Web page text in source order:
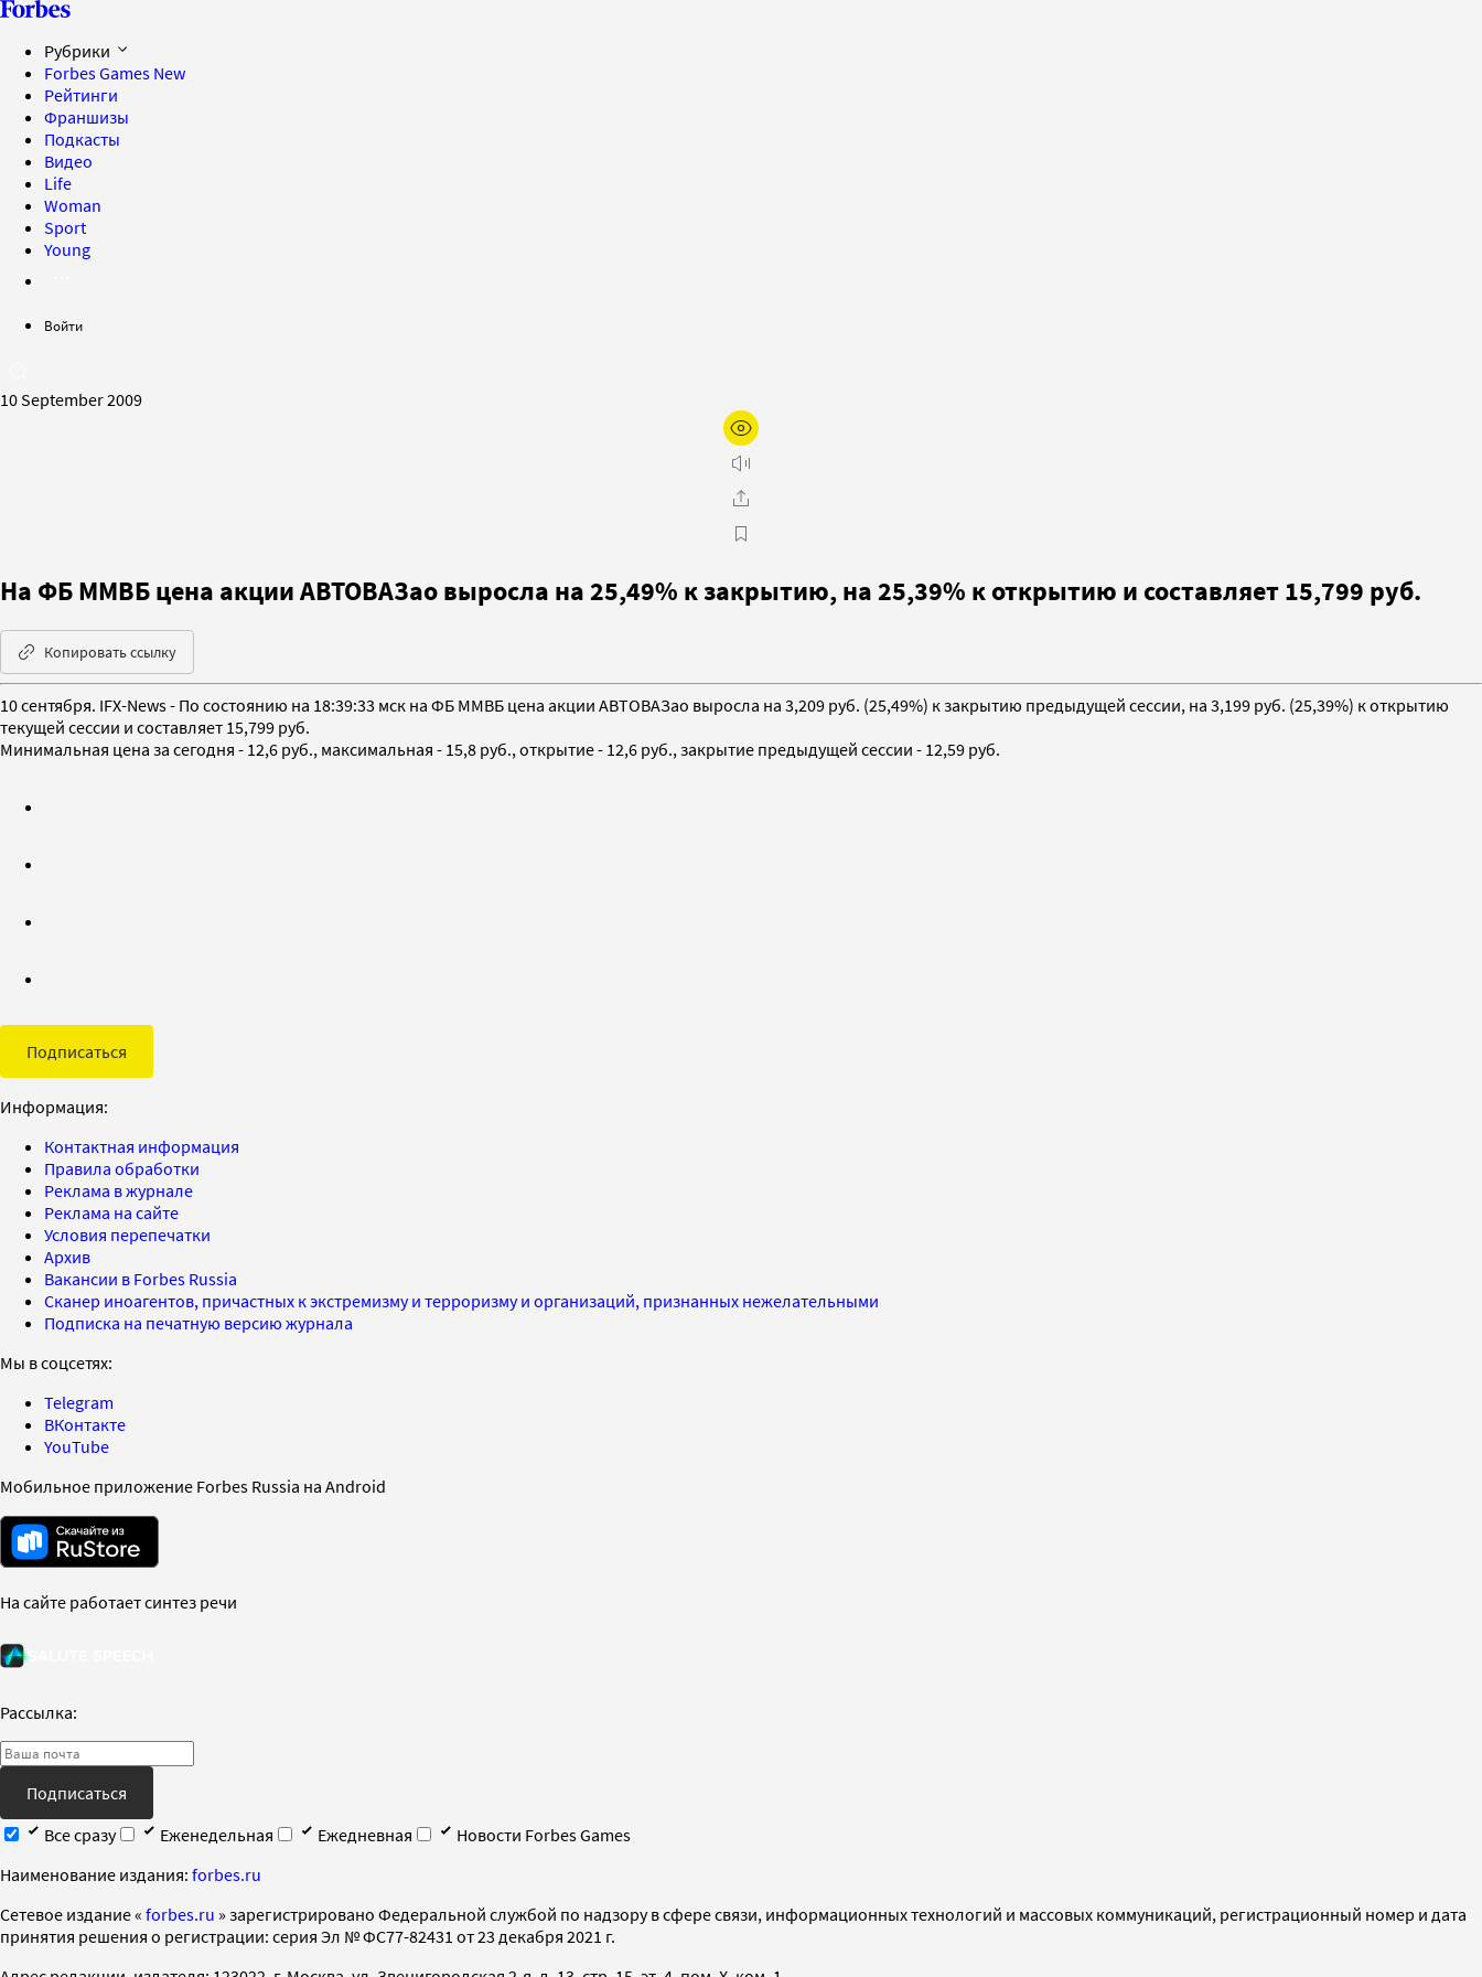
Рубрики
Forbes Games New
Рейтинги
Франшизы
Подкасты
Видео
Life
Woman
Sport
Young
Войти
10 September 2009
На ФБ ММВБ цена акции АВТОВАЗао выросла на 25,49% к закрытию, на 25,39% к открытию и составляет 15,799 руб.
Копировать ссылку
10 сентября. IFX-News - По состоянию на 18:39:33 мск на ФБ ММВБ цена акции АВТОВАЗао выросла на 3,209 руб. (25,49%) к закрытию предыдущей сессии, на 3,199 руб. (25,39%) к открытию
текущей сессии и составляет 15,799 руб.
Минимальная цена за сегодня - 12,6 руб., максимальная - 15,8 руб., открытие - 12,6 руб., закрытие предыдущей сессии - 12,59 руб.
Подписаться
Информация:
Контактная информация
Правила обработки
Реклама в журнале
Реклама на сайте
Условия перепечатки
Архив
Вакансии в Forbes Russia
Сканер иноагентов, причастных к экстремизму и терроризму и организаций, признанных нежелательными
Подписка на печатную версию журнала
Мы в соцсетях:
Telegram
ВКонтакте
YouTube
Мобильное приложение Forbes Russia на Android
На сайте работает синтез речи
Рассылка:
Подписаться
Все сразу
Еженедельная Ежедневная
Новости Forbes Games
Наименование издания: forbes.ru
Cетевое издание « forbes.ru » зарегистрировано Федеральной службой по надзору в сфере связи, информационных технологий и массовых коммуникаций, регистрационный номер и дата
принятия решения о регистрации: серия Эл № ФС77-82431 от 23 декабря 2021 г.